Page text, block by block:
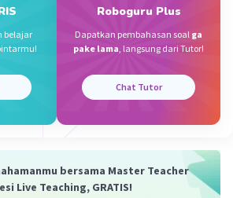
adalah peredaran bumi
sumbunya atau porosnya dari arah
(0 Balas
belajar
Roboguru Plus
Dapatkan pembahasan soal ga
pake lama, langsung dari Tutor!
Chat Tutor
bersama Master Teacher
Live Teaching, GRATIS!